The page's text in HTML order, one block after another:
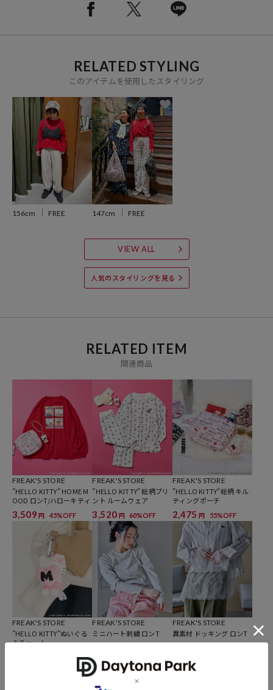
●バックは「HELLO KITTY」のロゴを全面に敷き詰めた総柄プリント
「ハローキティ」のシルエットを大胆に重ねたインパクトのあるグラ
●裾にはスリット入りで、動きやすさと軽やかさをプラス
●ラフに着てもサマになる、後ろ姿まで主役級の一枚です
HELLO KITTY ウェアシリーズはこちら
”HELLO KITTY”HOME MOOD ロンT/1120248902728
"HELLO KITTY"総柄プリントルームウェア/1142248903873
おすすめコーディネート
着るだけで気分の上がる一枚です。
※こちらの商品は、弊社管理上のカラーを表記しております為、タグ
・オフホワイト：OFF
・チャコールグレー：CHARCOAL
・レッド：RED
※掲載画像の商品の色味は、屋外や屋内の光の照射や角度により実物
と色味が異なる場合がございます。また表示のサイズ感と実物は若干
異なる場合もございますので、予めご了承ください。
※着用、お取り扱いの際は、商品についている品質表示とアテンショ
ンタグを必ずご確認下さい。
円（2026年3月19日時点）
※「参考価格」とは、Daytona Parkにおける対象商品の通常販売（先
行予約・先行割引は含まれません）開始時点の価格です。
ブランド説明
【FREAK'S STORE/フリークスストア】
「アメリカの豊かさとワクワク・ドキドキを日本に伝えたい」という
想いからスタート。
1986年の創業以来、洋服を中心に、カルチャーやアートなど自分たち
が本当に良いと思うものをセレクト。積極的に楽しむ生活体験者＝フ
RELATED STYLING
このアイテムを使用したスタイリング
156cm FREE 147cm FREE
VIEW ALL
人気のスタイリングを見る
RELATED ITEM
関連商品
FREAK'S STORE
”HELLO KITTY” HOME M
OOD ロンT/ハローキティ
3,509 円 45%OFF
FREAK'S STORE
”HELLO KITTY" 総柄プリ
ント ルームウェア
3,520 円 60%OFF
FREAK'S STORE
"HELLO KITTY"総柄 キル
ティングポーチ
2,475 円 55%OFF
FREAK'S STORE
”HELLO KITTY”ぬいぐる
みチャーム
FREAK'S STORE
ミニハート刺繍 ロンT
FREAK'S STORE
異素材 ドッキング ロンT